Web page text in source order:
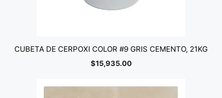
CUBETA DE CERPOXI COLOR #9 GRIS CEMENTO, 21KG
$15,935.00